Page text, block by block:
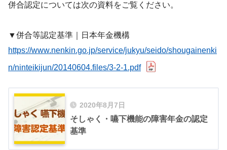
併合認定については次の資料をご覧ください。
▼併合等認定基準｜日本年金機構
https://www.nenkin.go.jp/service/jukyu/seido/shougainenki
n/ninteikijun/20140604.files/3-2-1.pdf
2020年8月7日
そしゃく・嚥下機能の障害年金の認定
基準